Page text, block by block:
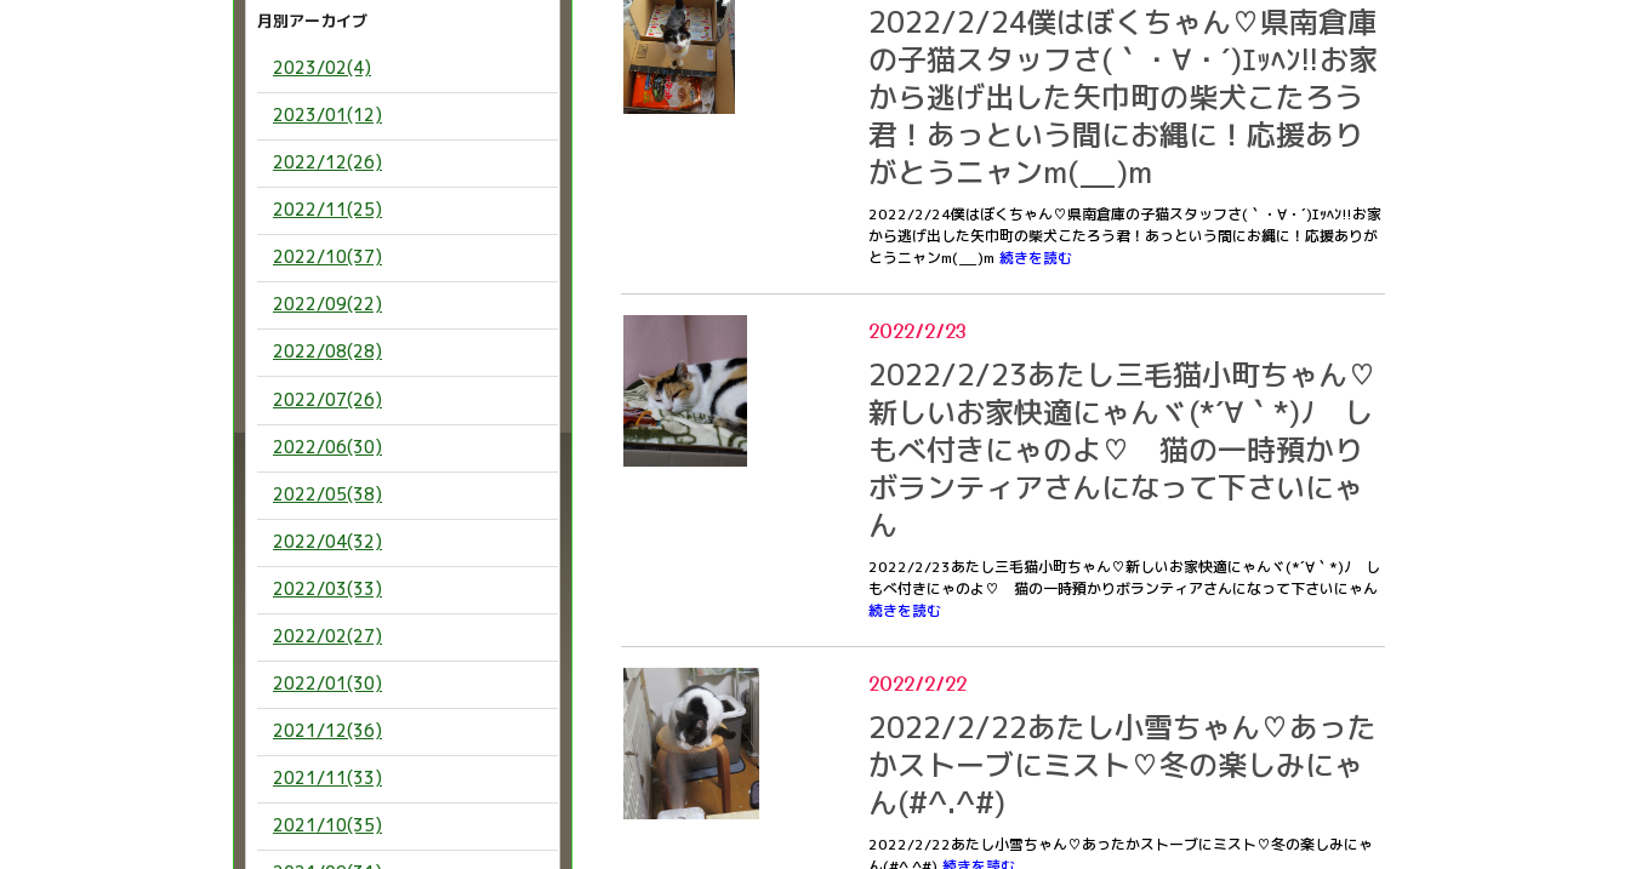
2022/2/24僕はぼくちゃん♡県南倉庫
の子猫スタッフさ(｀・∀・´)ｴｯﾍﾝ!!お家
から逃げ出した矢巾町の柴犬こたろう
君！あっという間にお縄に！応援あり
がとうニャンm(__)m
2022/2/24僕はぼくちゃん♡県南倉庫の子猫スタッフさ(｀・∀・´)ｴｯﾍﾝ!!お家
から逃げ出した矢巾町の柴犬こたろう君！あっという間にお縄に！応援ありが
とうニャンm(__)m 続きを読む
2022/2/23
2022/2/23あたし三毛猫小町ちゃん♡
新しいお家快適にゃんヾ(*´∀｀*)ﾉ し
もべ付きにゃのよ♡ 猫の一時預かり
ボランティアさんになって下さいにゃ
ん
2022/2/23あたし三毛猫小町ちゃん♡新しいお家快適にゃんヾ(*´∀｀*)ﾉ し
もべ付きにゃのよ♡ 猫の一時預かりボランティアさんになって下さいにゃん
続きを読む
2022/2/22
2022/2/22あたし小雪ちゃん♡あった
かストーブにミスト♡冬の楽しみにゃ
ん(#^.^#)
2022/2/22あたし小雪ちゃん♡あったかストーブにミスト♡冬の楽しみにゃ
月別アーカイブ
2023/02(4)
2023/01(12)
2022/12(26)
2022/11(25)
2022/10(37)
2022/09(22)
2022/08(28)
2022/07(26)
2022/06(30)
2022/05(38)
2022/04(32)
2022/03(33)
2022/02(27)
2022/01(30)
2021/12(36)
2021/11(33)
2021/10(35)